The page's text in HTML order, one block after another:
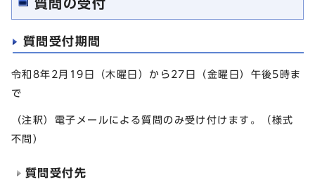
質問の受付
質問受付期間
令和8年2月19日（木曜日）から27日（金曜日）午後5時ま
で
（注釈）電子メールによる質問のみ受け付けます。（様式
不問）
質問受付先